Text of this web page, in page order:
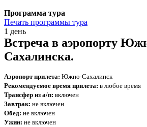
Программа тура
Печать программы тура
1 день
Встреча в аэропорту
Сахалинска.
Аэропорт прилета: Южно-Сахалинск
Рекомендуемое время прилета: в любое время
Трансфер из а/п: включен
Завтрак: не включен
Обед: не включен
Ужин: не включен